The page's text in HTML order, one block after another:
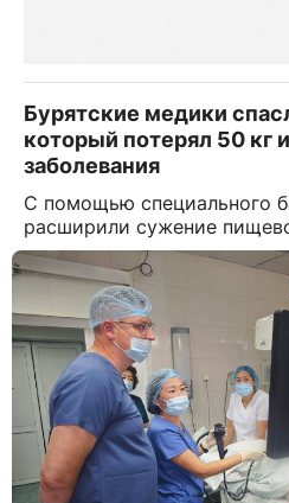
Бурятские медики
который потерял 50 кг
заболевания
С помощью специального
расширили сужение